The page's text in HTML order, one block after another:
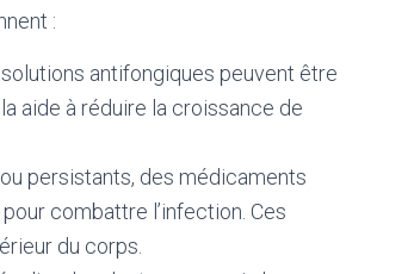
:
antifongiques peuvent être
aide à réduire la croissance de
persistants, des médicaments
combattre l’infection. Ces
du corps.